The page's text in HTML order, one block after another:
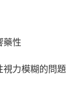
藥性
視力模糊的問題